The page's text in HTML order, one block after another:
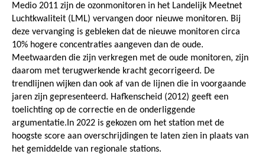
Medio 2011 zijn de ozonmonitoren in het Landelijk Meetnet
Luchtkwaliteit (LML) vervangen door nieuwe monitoren. Bij
deze vervanging is gebleken dat de nieuwe monitoren circa
10% hogere concentraties aangeven dan de oude.
Meetwaarden die zijn verkregen met de oude monitoren, zijn
daarom met terugwerkende kracht gecorrigeerd. De
trendlijnen wijken dan ook af van de lijnen die in voorgaande
jaren zijn gepresenteerd. Hafkenscheid (2012) geeft een
toelichting op de correctie en de onderliggende
argumentatie.In 2022 is gekozen om het station met de
hoogste score aan overschrijdingen te laten zien in plaats van
het gemiddelde van regionale stations.